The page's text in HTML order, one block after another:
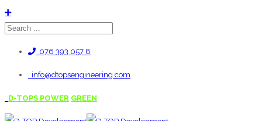
076 393 057 8
info@dtopsengineering.com
D-TOPS POWER GREEN